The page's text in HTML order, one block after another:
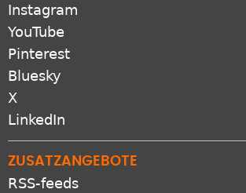
Instagram
YouTube
Pinterest
Bluesky
X
LinkedIn
ZUSATZANGEBOTE
RSS-feeds